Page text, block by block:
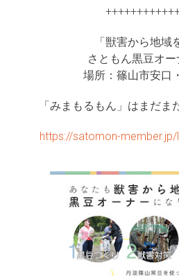
「獣害から地域
さともん黒豆オ
場所：篠山市安口
「みまもるもん」はまだま
https://satomon-